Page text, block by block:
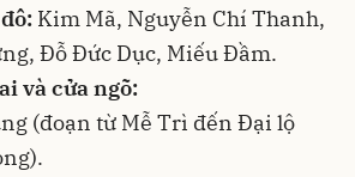
Kim Mã, Nguyễn Chí Thanh,
Đỗ Đức Dục, Miếu Đầm.
và cửa ngõ:
(đoạn từ Mễ Trì đến Đại lộ